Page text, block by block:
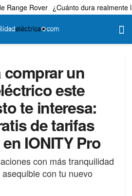
Range Rover ¿Cuánto dura realmente
comprar un
este
te interesa:
de tarifas
IONITY Pro
con más tranquilidad
con tu nuevo